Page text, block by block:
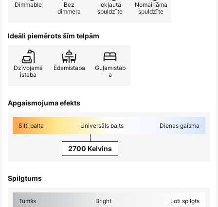
Dimmable
Bez
dimmera
Iekļauta
spuldzīte
Nomaināma
spuldzīte
Ideāli piemērots šīm telpām
Dzīvojamā
istaba
Ēdamistaba
Guļamistab
a
Apgaismojuma efekts
Silti balta Universāls balts Dienas gaisma
2700 Kelvins
Spilgtums
Tumšs Bright Ļoti spilgts